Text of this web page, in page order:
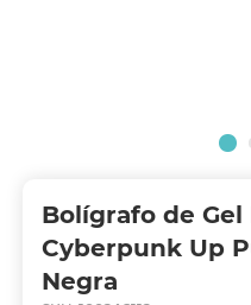
Bolígrafo de
Cyberpunk Up
Negra